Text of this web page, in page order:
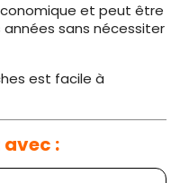
et peut être
sans nécessiter
est facile à
une table ou sur un
: